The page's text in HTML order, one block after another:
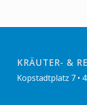
KRÄUTER- &
Kopstadtplatz 7 •